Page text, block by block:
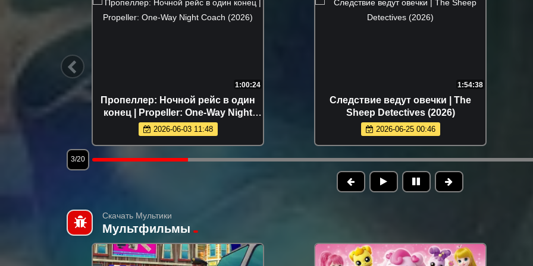
1:00:24
Пропеллер: Ночной рейс в один
конец | Propeller: One-Way Night
Coach (2026)
2026-06-03 11:48
1:54:38
Следствие ведут овечки | The
Sheep Detectives (2026)
2026-06-25 00:46
3/20
Скачать Мультики
Мультфильмы